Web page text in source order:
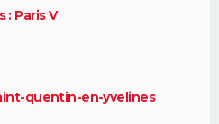
: Paris V
quentin-en-yvelines